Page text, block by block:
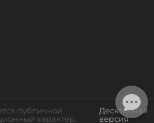
публичной
характер.
Десктопная
версия